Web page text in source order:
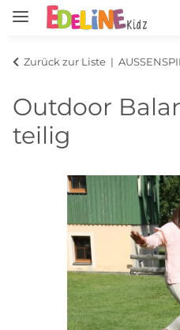
Zurück zur Liste
Outdoor
teilig